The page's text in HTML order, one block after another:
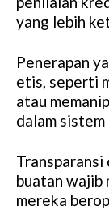
yang lebih
Penerapan
etis, seperti
atau
dalam
Transparansi
buatan wajib
mereka